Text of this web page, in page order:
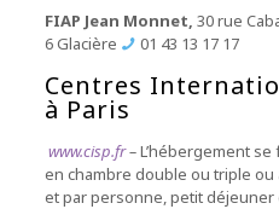
FIAP Jean Monnet, 30 rue
6Glacière 01 43 13 17 17
Centres
à Paris
www.cisp.fr–L’hébergement
en chambre double ou triple ou
et par personne, petit déjeuner